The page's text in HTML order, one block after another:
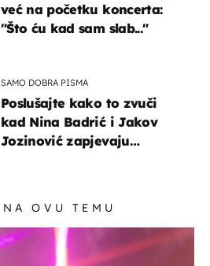
već na početku koncerta:
"Što ću kad sam slab..."
SAMO DOBRA PISMA
Poslušajte kako to zvuči
kad Nina Badrić i Jakov
Jozinović zapjevaju
NA OVU TEMU